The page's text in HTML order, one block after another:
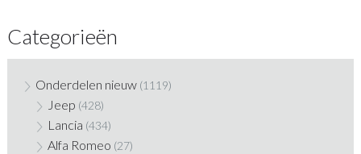
Categorieën
Onderdelen nieuw (1119)
Jeep (428)
Lancia (434)
Alfa Romeo (27)